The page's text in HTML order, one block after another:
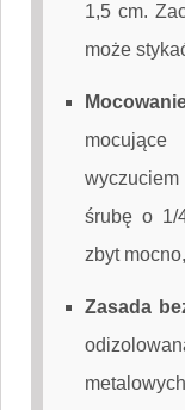
1,5 cm.
może
śrubę o 1/
zbyt
Zasada